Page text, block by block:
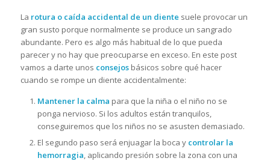
La rotura o caída accidental de un diente suele provocar un
gran susto porque normalmente se produce un sangrado
abundante. Pero es algo más habitual de lo que pueda
parecer y no hay que preocuparse en exceso. En este post
vamos a darte unos consejosbásicos sobre qué hacer
cuando se rompe un diente accidentalmente:
Mantener la calma para que la niña o el niño no se
ponga nervioso. Si los adultos están tranquilos,
conseguiremos que los niños no se asusten demasiado.
El segundo paso será enjuagar la boca y controlar la
hemorragia, aplicando presión sobre la zona con una